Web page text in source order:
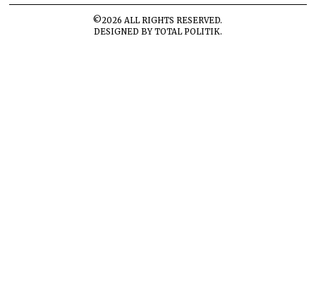
©2026 ALL RIGHTS RESERVED.
DESIGNED BYTOTAL POLITIK.